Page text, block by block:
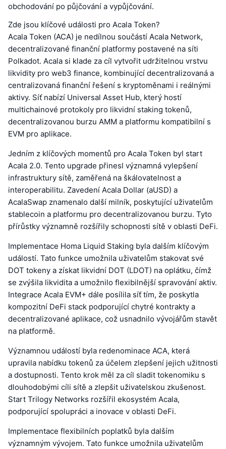
obchodování po půjčování a vypůjčování.
Zde jsou klíčové události pro Acala Token?
Acala Token (ACA) je nedílnou součástí Acala Network,
decentralizované finanční platformy postavené na síti
Polkadot. Acala si klade za cíl vytvořit udržitelnou vrstvu
likvidity pro web3 finance, kombinující decentralizovaná a
centralizovaná finanční řešení s kryptoměnami i reálnými
aktivy. Síť nabízí Universal Asset Hub, který hostí
multichainové protokoly pro likvidní staking tokenů,
decentralizovanou burzu AMM a platformu kompatibilní s
EVM pro aplikace.
Jedním z klíčových momentů pro Acala Token byl start
Acala 2.0. Tento upgrade přinesl významná vylepšení
infrastruktury sítě, zaměřená na škálovatelnost a
interoperabilitu. Zavedení Acala Dollar (aUSD) a
AcalaSwap znamenalo další milník, poskytující uživatelům
stablecoin a platformu pro decentralizovanou burzu. Tyto
přírůstky významně rozšířily schopnosti sítě v oblasti DeFi.
Implementace Homa Liquid Staking byla dalším klíčovým
událostí. Tato funkce umožnila uživatelům stakovat své
DOT tokeny a získat likvidní DOT (LDOT) na oplátku, čímž
se zvýšila likvidita a umožnilo flexibilnější spravování aktiv.
Integrace Acala EVM+ dále posílila síť tím, že poskytla
kompozitní DeFi stack podporující chytré kontrakty a
decentralizované aplikace, což usnadnilo vývojářům stavět
na platformě.
Významnou událostí byla redenominace ACA, která
upravila nabídku tokenů za účelem zlepšení jejich užitnosti
a dostupnosti. Tento krok měl za cíl sladit tokenomiku s
dlouhodobými cíli sítě a zlepšit uživatelskou zkušenost.
Start Trilogy Networks rozšířil ekosystém Acala,
podporující spolupráci a inovace v oblasti DeFi.
Implementace flexibilních poplatků byla dalším
významným vývojem. Tato funkce umožnila uživatelům